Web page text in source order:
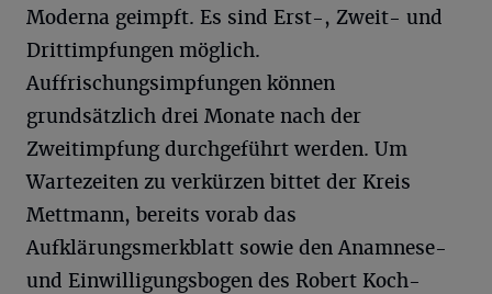
Moderna geimpft. Es sind Erst-, Zweit- und
Drittimpfungen möglich.
Auffrischungsimpfungen können
grundsätzlich drei Monate nach der
Zweitimpfung durchgeführt werden. Um
Wartezeiten zu verkürzen bittet der Kreis
Mettmann, bereits vorab das
Aufklärungsmerkblatt sowie den Anamnese-
und Einwilligungsbogen des Robert Koch-